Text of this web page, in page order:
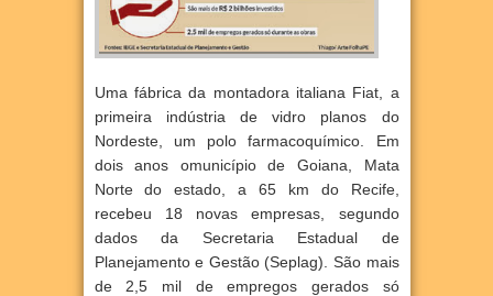
Uma fábrica da montadora italiana Fiat, a
primeira indústria de vidro planos do
Nordeste, um polo farmacoquímico. Em
dois anos omunicípio de Goiana, Mata
Norte do estado, a 65 km do Recife,
recebeu 18 novas empresas, segundo
dados da Secretaria Estadual de
Planejamento e Gestão (Seplag). São mais
de 2,5 mil de empregos gerados só